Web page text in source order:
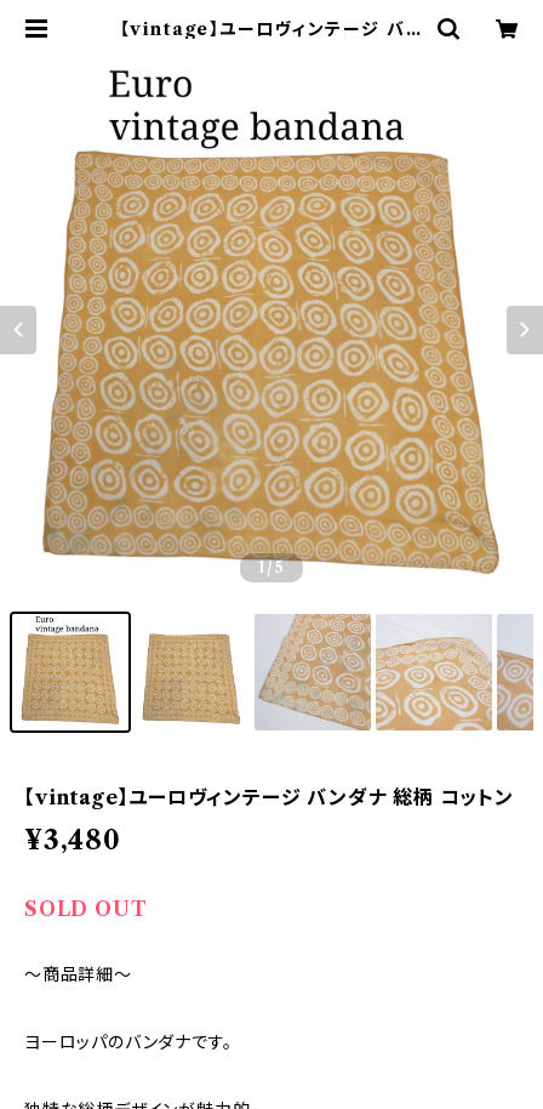
【vintage】ユーロヴィンテージ バン
1 /5
【vintage】ユーロヴィンテージ バンダナ 総柄 コットン
¥3,480
SOLD OUT
～商品詳細～
ヨーロッパのバンダナです。